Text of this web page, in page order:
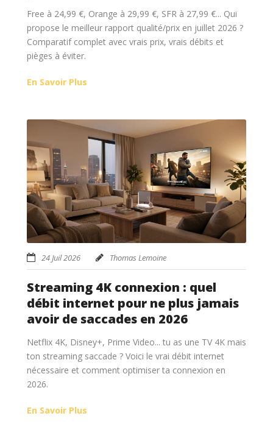
Free à 24,99 €, Orange à 29,99 €, SFR à 27,99 €... Qui
propose le meilleur rapport qualité/prix en juillet 2026 ?
Comparatif complet avec vrais prix, vrais débits et
pièges à éviter.
En Savoir Plus
24 Juil 2026 Thomas Lemoine
Streaming 4K connexion : quel
débit internet pour ne plus jamais
avoir de saccades en 2026
Netflix 4K, Disney+, Prime Video... tu as une TV 4K mais
ton streaming saccade ? Voici le vrai débit internet
nécessaire et comment optimiser ta connexion en
2026.
En Savoir Plus